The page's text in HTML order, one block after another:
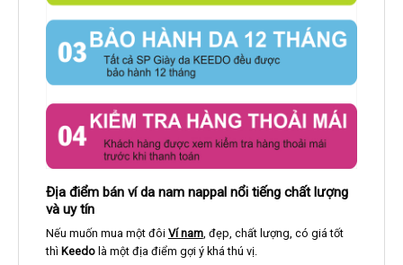
Địa điểm bán ví da nam nappal nổi tiếng chất lượng
và uy tín
Nếu muốn mua một đôi Ví nam, đẹp, chất lượng, có giá tốt
thì Keedolà một địa điểm gợi ý khá thú vị.